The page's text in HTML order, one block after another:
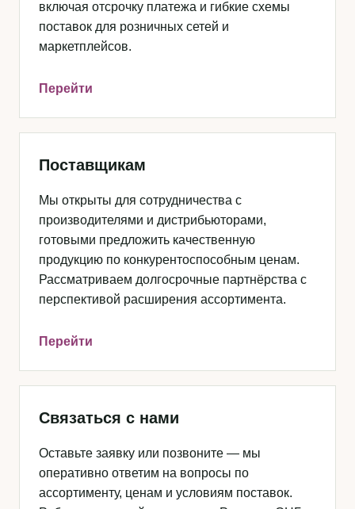
включая отсрочку платежа и гибкие схемы
поставок для розничных сетей и
маркетплейсов.
Перейти
Поставщикам
Мы открыты для сотрудничества с
производителями и дистрибьюторами,
готовыми предложить качественную
продукцию по конкурентоспособным ценам.
Рассматриваем долгосрочные партнёрства с
перспективой расширения ассортимента.
Перейти
Связаться с нами
Оставьте заявку или позвоните — мы
оперативно ответим на вопросы по
ассортименту, ценам и условиям поставок.